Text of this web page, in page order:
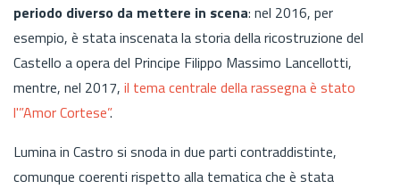
periodo diverso da mettere in scena: nel 2016, per
esempio, è stata inscenata la storia della ricostruzione del
Castello a opera del Principe Filippo Massimo Lancellotti,
mentre, nel 2017, il tema centrale della rassegna è stato
l'”Amor Cortese”.
Lumina in Castro si snoda in due parti contraddistinte,
comunque coerenti rispetto alla tematica che è stata